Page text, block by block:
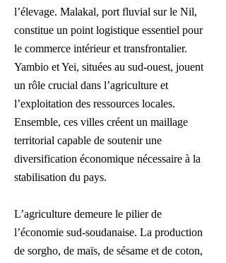
l’élevage. Malakal, port fluvial sur le Nil,
constitue un point logistique essentiel pour
le commerce intérieur et transfrontalier.
Yambio et Yei, situées au sud-ouest, jouent
un rôle crucial dans l’agriculture et
l’exploitation des ressources locales.
Ensemble, ces villes créent un maillage
territorial capable de soutenir une
diversification économique nécessaire à la
stabilisation du pays.
L’agriculture demeure le pilier de
l’économie sud-soudanaise. La production
de sorgho, de maïs, de sésame et de coton,